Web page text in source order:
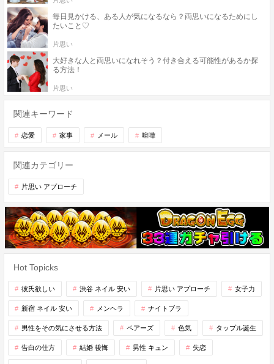
毎日見かける、ある人が気になるなら？両思いになるためにし
たいこと♡
片思い
大好きな人と両思いになれそう？付き合える可能性があるか探
る方法！
片思い
関連キーワード
恋愛 家事 メール 喧嘩
関連カテゴリー
片思い アプローチ
Hot Topicks
彼氏欲しい 渋谷 ネイル 安い 片思い アプローチ 女子力
新宿 ネイル 安い メンヘラ ナイトブラ
男性をその気にさせる方法 ペアーズ 色気 タップル誕生
告白の仕方 結婚 後悔 男性 キュン 失恋